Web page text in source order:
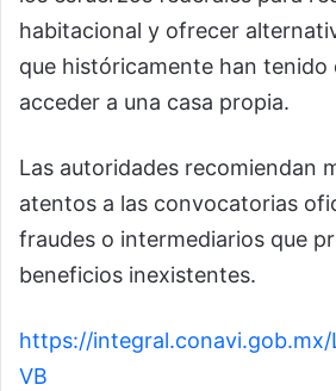
habitacional y ofrecer
que históricamente han tenido
acceder a una casa propia.
Las autoridades recomiendan
atentos a las convocatorias
fraudes o intermediarios que
beneficios inexistentes.
https://
VB